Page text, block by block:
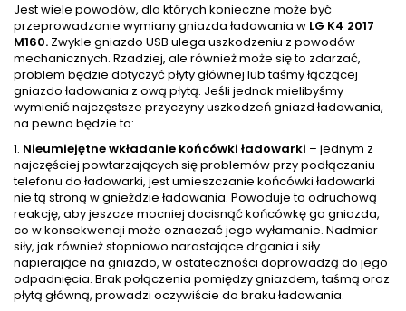
Jest wiele powodów, dla których konieczne może być
przeprowadzanie wymiany gniazda ładowania w LG K4 2017
M160. Zwykle gniazdo USB ulega uszkodzeniu z powodów
mechanicznych. Rzadziej, ale również może się to zdarzać,
problem będzie dotyczyć płyty głównej lub taśmy łączącej
gniazdo ładowania z ową płytą. Jeśli jednak mielibyśmy
wymienić najczęstsze przyczyny uszkodzeń gniazd ładowania,
na pewno będzie to:
1. Nieumiejętne wkładanie końcówki ładowarki – jednym z
najczęściej powtarzających się problemów przy podłączaniu
telefonu do ładowarki, jest umieszczanie końcówki ładowarki
nie tą stroną w gnieździe ładowania. Powoduje to odruchową
reakcję, aby jeszcze mocniej docisnąć końcówkę go gniazda,
co w konsekwencji może oznaczać jego wyłamanie. Nadmiar
siły, jak również stopniowo narastające drgania i siły
napierające na gniazdo, w ostateczności doprowadzą do jego
odpadnięcia. Brak połączenia pomiędzy gniazdem, taśmą oraz
płytą główną, prowadzi oczywiście do braku ładowania.